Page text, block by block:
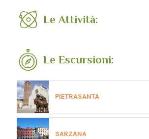
Le Attività:
Le Escursioni:
PIETRASANTA
SARZANA